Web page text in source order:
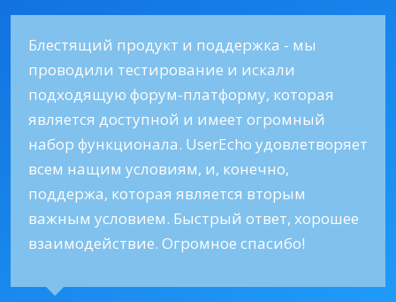
Блестящий продукт и поддержка - мы
проводили тестирование и искали
подходящую форум-платформу, которая
является доступной и имеет огромный
набор функционала. UserEcho удовлетворяет
всем нащим условиям, и, конечно,
поддержа, которая является вторым
важным условием. Быстрый ответ, хорошее
взаимодействие. Огромное спасибо!